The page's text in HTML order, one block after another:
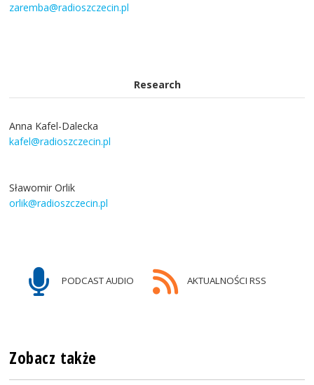
zaremba@radioszczecin.pl
Research
Anna Kafel-Dalecka
kafel@radioszczecin.pl
Sławomir Orlik
orlik@radioszczecin.pl
PODCAST AUDIO AKTUALNOŚCI RSS
Zobacz także